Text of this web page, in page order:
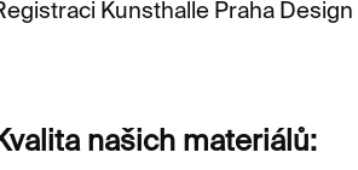
Kunsthalle Praha
našich materiálů: